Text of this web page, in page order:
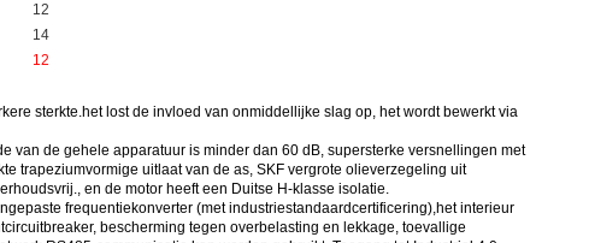
12
14
12
sterkte.het lost de invloed van onmiddellijke slag op, het wordt bewerkt via
van de gehele apparatuur is minder dan 60 dB, supersterke versnellingen met
trapeziumvormige uitlaat van de as, SKF vergrote olieverzegeling uit
en de motor heeft een Duitse H-klasse isolatie.
frequentiekonverter (met industriestandaardcertificering),het interieur
bescherming tegen overbelasting en lekkage, toevallige